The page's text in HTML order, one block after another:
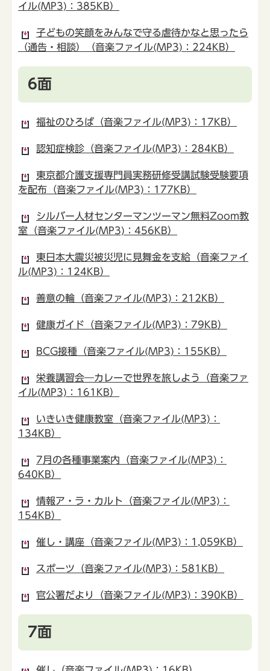
イル(MP3)：385KB）
子どもの笑顔をみんなで守る虐待かなと思ったら
（通告・相談）（音楽ファイル(MP3)：224KB）
6面
福祉のひろば（音楽ファイル(MP3)：17KB）
認知症検診（音楽ファイル(MP3)：284KB）
東京都介護支援専門員実務研修受講試験受験要項
を配布（音楽ファイル(MP3)：177KB）
シルバー人材センターマンツーマン無料Zoom教
室（音楽ファイル(MP3)：456KB）
東日本大震災被災児に見舞金を支給（音楽ファイ
ル(MP3)：124KB）
善意の輪（音楽ファイル(MP3)：212KB）
健康ガイド（音楽ファイル(MP3)：79KB）
BCG接種（音楽ファイル(MP3)：155KB）
栄養講習会―カレーで世界を旅しよう（音楽ファ
イル(MP3)：161KB）
いきいき健康教室（音楽ファイル(MP3)：
134KB）
7月の各種事業案内（音楽ファイル(MP3)：
640KB）
情報ア・ラ・カルト（音楽ファイル(MP3)：
154KB）
催し・講座（音楽ファイル(MP3)：1,059KB）
スポーツ（音楽ファイル(MP3)：581KB）
官公署だより（音楽ファイル(MP3)：390KB）
7面